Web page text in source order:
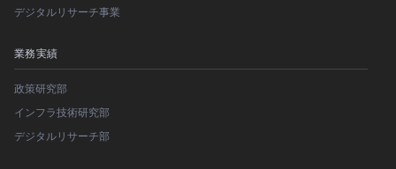
デジタルリサーチ事業
業務実績
政策研究部
インフラ技術研究部
デジタルリサーチ部